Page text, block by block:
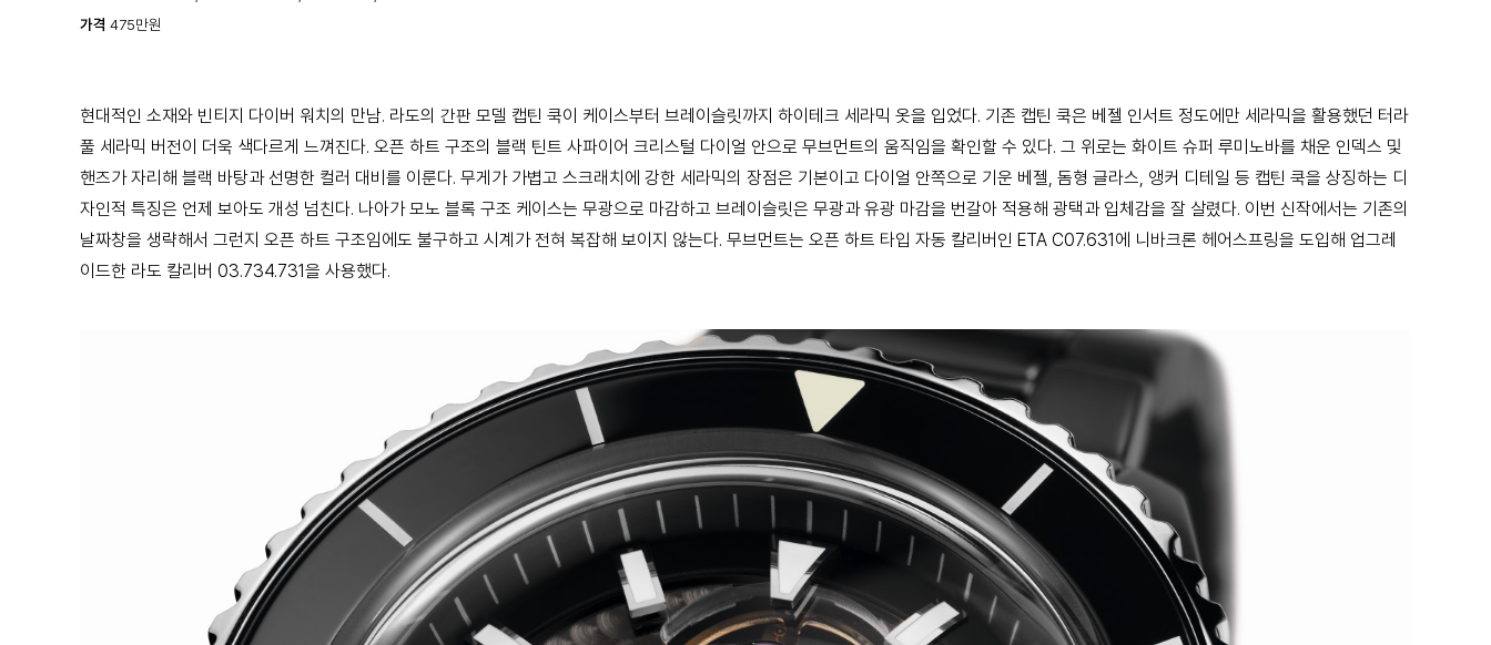
가격 475만원
현대적인 소재와 빈티지 다이버 워치의 만남. 라도의 간판 모델 캡틴 쿡이 케이스부터 브레이슬릿까지 하이테크 세라믹 옷을 입었다. 기존 캡틴 쿡은 베젤 인서트 정도에만 세라믹을 활용했던 터라
풀 세라믹 버전이 더욱 색다르게 느껴진다. 오픈 하트 구조의 블랙 틴트 사파이어 크리스털 다이얼 안으로 무브먼트의 움직임을 확인할 수 있다. 그 위로는 화이트 슈퍼 루미노바를 채운 인덱스 및
핸즈가 자리해 블랙 바탕과 선명한 컬러 대비를 이룬다. 무게가 가볍고 스크래치에 강한 세라믹의 장점은 기본이고 다이얼 안쪽으로 기운 베젤, 돔형 글라스, 앵커 디테일 등 캡틴 쿡을 상징하는 디
자인적 특징은 언제 보아도 개성 넘친다. 나아가 모노 블록 구조 케이스는 무광으로 마감하고 브레이슬릿은 무광과 유광 마감을 번갈아 적용해 광택과 입체감을 잘 살렸다. 이번 신작에서는 기존의
날짜창을 생략해서 그런지 오픈 하트 구조임에도 불구하고 시계가 전혀 복잡해 보이지 않는다. 무브먼트는 오픈 하트 타입 자동 칼리버인 ETA C07.631에 니바크론 헤어스프링을 도입해 업그레
이드한 라도 칼리버 03.734.731을 사용했다.